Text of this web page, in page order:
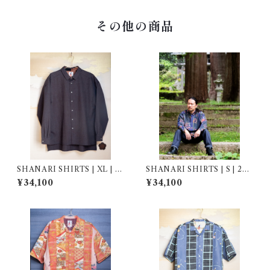
その他の商品
SHANARI SHIRTS | XL | 2
62011
¥34,100
SHANARI SHIRTS | S | 261
039
¥34,100